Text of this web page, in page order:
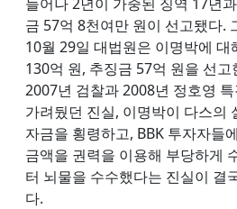
금 57억 8천여만 원이 선고됐다.
10월 29일 대법원은 이명박에 대
130억 원, 추징금 57억 원을 선
2007년 검찰과 2008년 정호영
가려뒀던 진실, 이명박이 다스의
자금을 횡령하고, BBK 투자자들
금액을 권력을 이용해 부당하게
터 뇌물을 수수했다는 진실이 결
다.